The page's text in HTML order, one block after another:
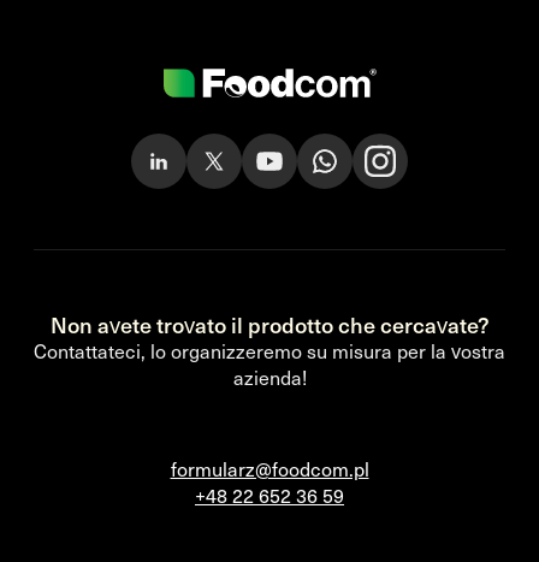
Non avete trovato il prodotto che cercavate?
Contattateci, lo organizzeremo su misura per la vostra
azienda!
formularz@foodcom.pl
+48 22 652 36 59